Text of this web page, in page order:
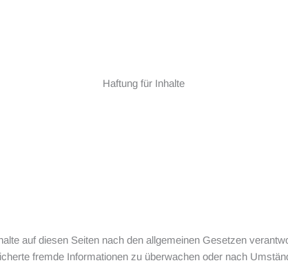
Haftung für Inhalte
auf diesen Seiten nach den allgemeinen Gesetzen
fremde Informationen zu überwachen oder nach